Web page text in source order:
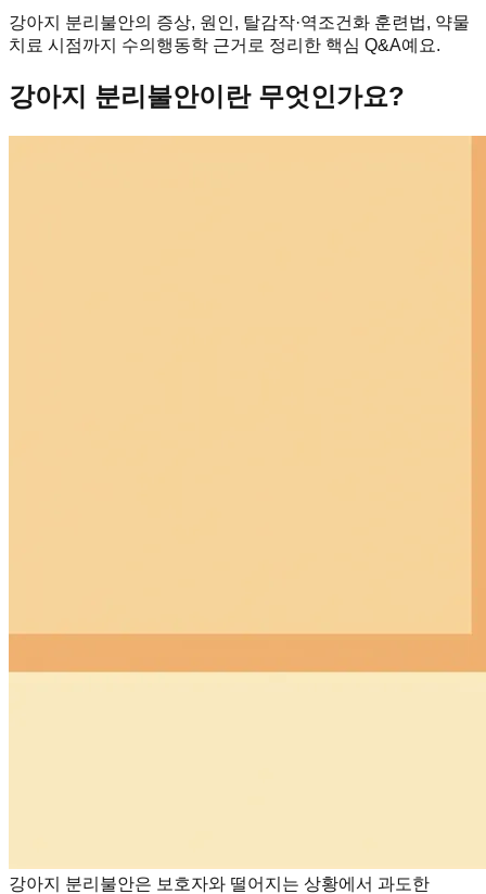
강아지 분리불안의 증상, 원인, 탈감작·역조건화 훈련법, 약물
치료 시점까지 수의행동학 근거로 정리한 핵심 Q&A예요.
강아지 분리불안이란 무엇인가요?
강아지 분리불안은 보호자와 떨어지는 상황에서 과도한